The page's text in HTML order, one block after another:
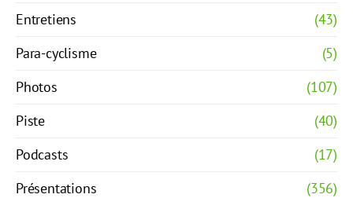
Entretiens
(43)
Para-cyclisme
(5)
Photos
(107)
Piste
(40)
Podcasts
(17)
Présentations
(356)